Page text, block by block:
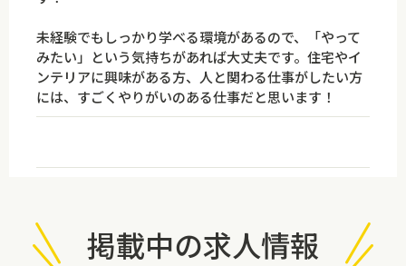
未経験でもしっかり学べる環境があるので、「やって
みたい」という気持ちがあれば大丈夫です。住宅やイ
ンテリアに興味がある方、人と関わる仕事がしたい方
には、すごくやりがいのある仕事だと思います！
掲載中の求人情報